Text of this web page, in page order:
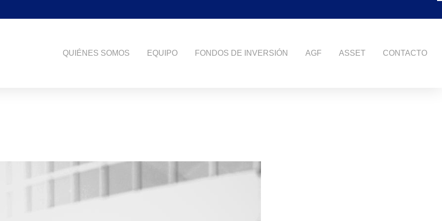
QUIÉNES SOMOS EQUIPO FONDOS DE INVERSIÓN AGF ASSET CONTACTO